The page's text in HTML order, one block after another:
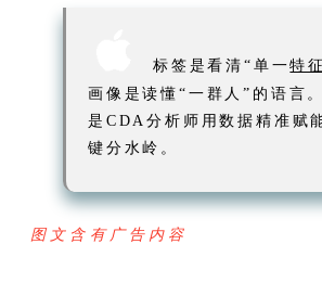
标签是看清“单一特
画像是读懂“一群人”的语言
是CDA分析师用数据精准赋
键分水岭。
图文含有广告内容